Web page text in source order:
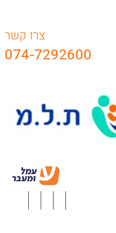
צרו קשר
074-7292600